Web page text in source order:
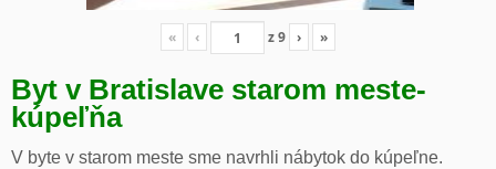
« ‹ z9 › »
Byt v Bratislave starom meste-
kúpeľňa
V byte v starom meste sme navrhli nábytok do kúpeľne.